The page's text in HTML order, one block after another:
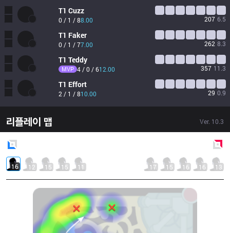
T1 Cuzz
0 / 1 / 88.00 207 6.5
T1 Faker
0 / 1 / 77.00 262 8.3
T1 Teddy
MVP 4 / 0 / 612.00 357 11.3
T1 Effort
2 / 1 / 810.00 29 0.9
리플레이 맵 Ver. 10.3
16 12 15 15 11 17 15 16 16 13